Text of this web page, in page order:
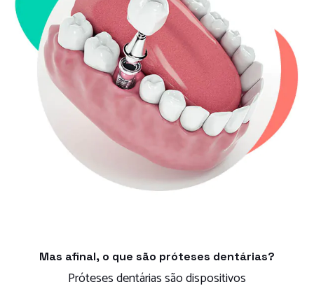
Mas afinal, o que são próteses dentárias?
Próteses dentárias são dispositivos